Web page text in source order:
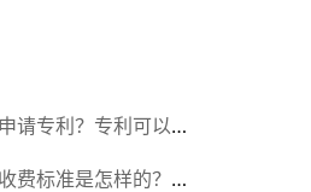
请专利？专利可以同
请吗？
费标准是怎样的？申